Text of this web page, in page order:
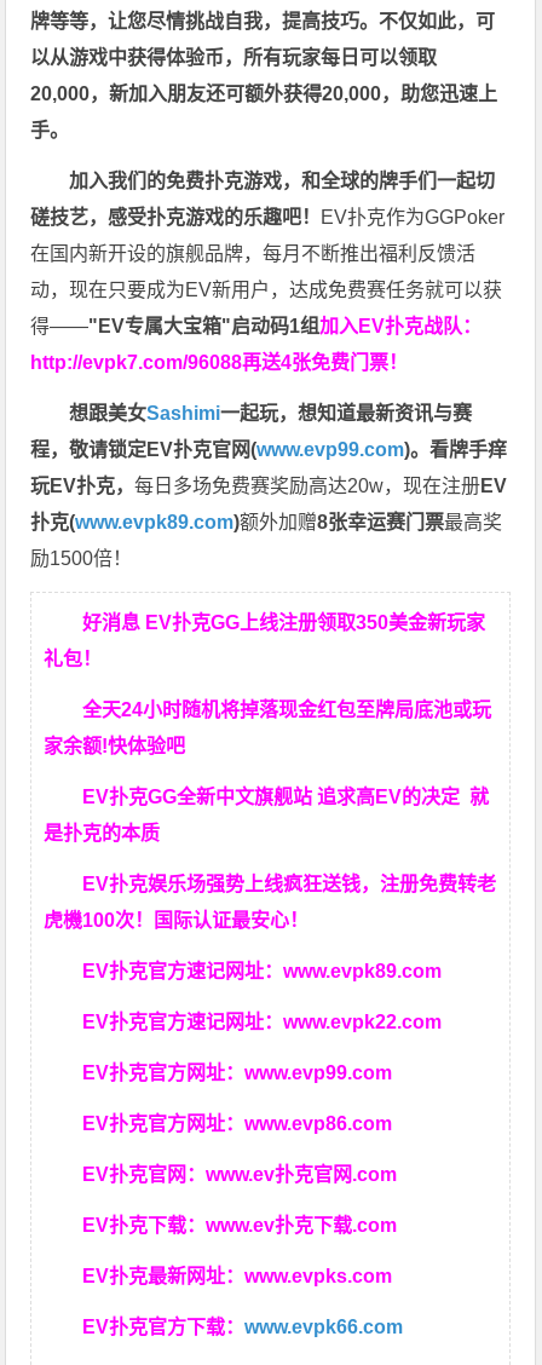
牌等等，让您尽情挑战自我，提高技巧。不仅如此， 可
以从游戏中获得体验币，所有玩家每日可以领取
20,000，新加入朋友还可额外获得20,000，助您迅速上
手。
加入我们的免费扑克游戏，和全球的牌手们一起切
磋技艺，感受扑克游戏的乐趣吧！ EV扑克作为GGPoker
在国内新开设的旗舰品牌，每月不断推出福利反馈活
动，现在只要成为EV新用户，达成免费赛任务就可以获
得——"EV专属大宝箱"启动码1组加入EV扑克战队：
http://evpk7.com/96088再送4张免费门票！
想跟美女Sashimi一起玩，想知道最新资讯与赛
程，敬请锁定EV扑克官网(www.evp99.com)。看牌手痒
玩EV扑克，每日多场免费赛奖励高达20w，现在注册EV
扑克(www.evpk89.com)额外加赠8张幸运赛门票最高奖
励1500倍！
好消息 EV扑克GG上线注册领取350美金新玩家
礼包！
全天24小时随机将掉落现金红包至牌局底池或玩
家余额!快体验吧
EV扑克GG全新中文旗舰站 追求高EV的决定就
是扑克的本质
EV扑克娱乐场强势上线疯狂送钱，注册免费转老
虎機100次！国际认证最安心！
EV扑克官方速记网址：www.evpk89.com
EV扑克官方速记网址：www.evpk22.com
EV扑克官方网址：www.evp99.com
EV扑克官方网址：www.evp86.com
EV扑克官网：www.ev扑克官网.com
EV扑克下载：www.ev扑克下载.com
EV扑克最新网址：www.evpks.com
EV扑克官方下载：www.evpk66.com